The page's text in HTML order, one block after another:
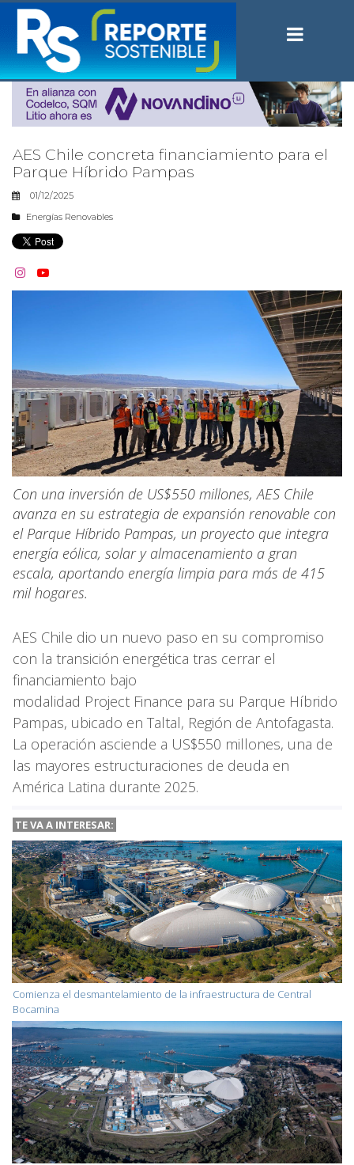
AES Chile concreta financiamiento para el
Parque Híbrido Pampas
01/12/2025
Energías Renovables
 
Con una inversión de US$550 millones, AES Chile
avanza en su estrategia de expansión renovable con
el Parque Híbrido Pampas, un proyecto que integra
energía eólica, solar y almacenamiento a gran
escala, aportando energía limpia para más de 415
mil hogares.
AES Chile dio un nuevo paso en su compromiso
con la transición energética tras cerrar el
financiamiento bajo
modalidad Project Finance para su Parque Híbrido
Pampas, ubicado en Taltal, Región de Antofagasta.
La operación asciende a US$550 millones, una de
las mayores estructuraciones de deuda en
América Latina durante 2025.
TE VA A INTERESAR:
Comienza el desmantelamiento de la infraestructura de Central
Bocamina